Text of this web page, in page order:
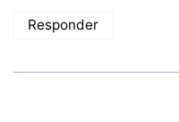
Responder